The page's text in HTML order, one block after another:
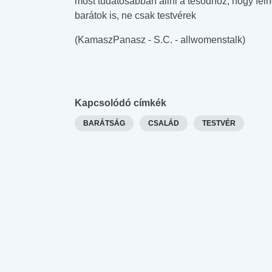
barátok is, ne csak testvérek
(KamaszPanasz - S.C. - allwomenstalk)
Kapcsolódó címkék
BARÁTSÁG CSALÁD TESTVÉR
lábnyomod?
tudásteszt